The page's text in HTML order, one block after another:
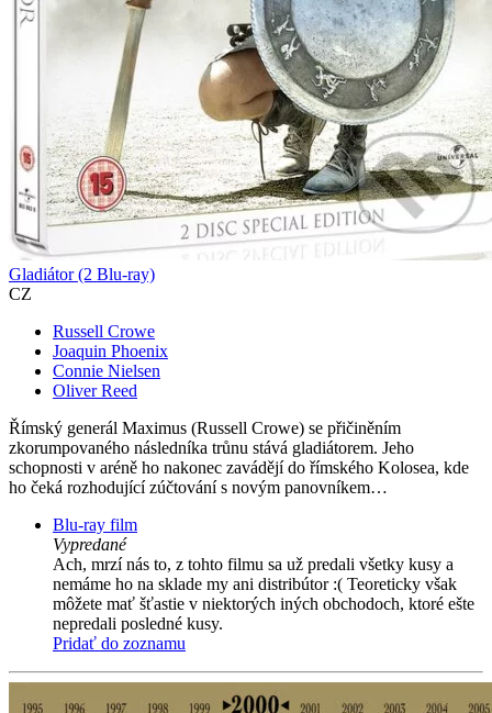
Gladiátor (2 Blu-ray)
CZ
Russell Crowe
Joaquin Phoenix
Connie Nielsen
Oliver Reed
Římský generál Maximus (Russell Crowe) se přičiněním
zkorumpovaného následníka trůnu stává gladiátorem. Jeho
schopnosti v aréně ho nakonec zavádějí do římského Kolosea, kde
ho čeká rozhodující zúčtování s novým panovníkem…
Blu-ray film
Vypredané
Ach, mrzí nás to, z tohto filmu sa už predali všetky kusy a
nemáme ho na sklade my ani distribútor :( Teoreticky však
môžete mať šťastie v niektorých iných obchodoch, ktoré ešte
nepredali posledné kusy.
Pridať do zoznamu